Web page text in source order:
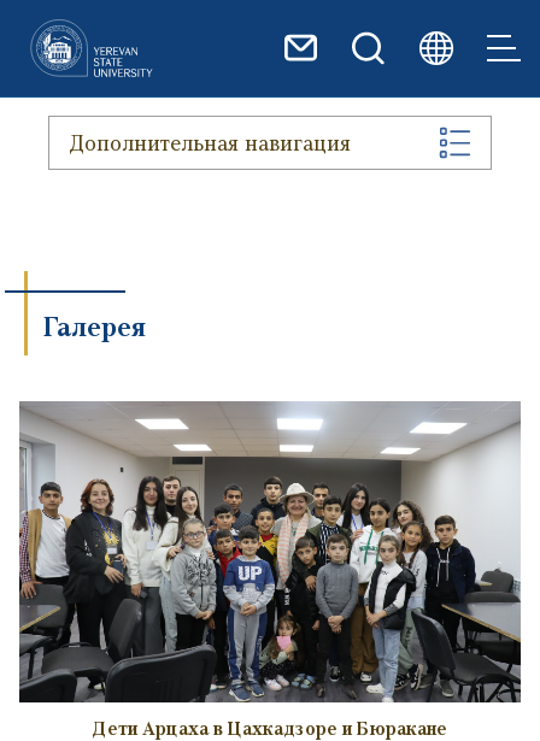
Дополнительная навигация
Галерея
Дети Арцаха в Цахкадзоре и Бюракане